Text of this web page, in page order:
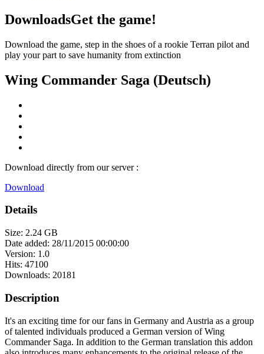
DownloadsGet the game!
Download the game, step in the shoes of a rookie Terran pilot and
play your part to save humanity from extinction
Wing Commander Saga (Deutsch)
Download directly from our server :
Download
Details
Size: 2.24 GB
Date added: 28/11/2015 00:00:00
Version: 1.0
Hits: 47100
Downloads: 20181
Description
It's an exciting time for our fans in Germany and Austria as a group
of talented individuals produced a German version of Wing
Commander Saga. In addition to the German translation this addon